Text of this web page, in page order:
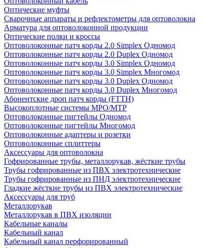
Оптические муфты
Сварочные аппараты и рефлектометры для оптоволокна
Арматура для оптоволоконной продукции
Оптические полки и кроссы
Оптоволоконные патч корды 2.0 Simplex Одномод
Оптоволоконные патч корды 2.0 Duplex Одномод
Оптоволоконные патч корды 3.0 Simplex Одномод
Оптоволоконные патч корды 3.0 Simplex Многомод
Оптоволоконные патч корды 3.0 Duplex Одномод
Оптоволоконные патч корды 3.0 Duplex Многомод
Абонентские дроп патч корды (FTTH)
Высокоплотные системы MPO/MTP
Оптоволоконные пигтейлы Одномод
Оптоволоконные пигтейлы Многомод
Оптоволоконные адаптеры и розетки
Оптоволоконные сплиттеры
Аксессуары для оптоволокна
Гофрированные трубы, металлорукав, жёсткие трубы
Трубы гофрированные из ПВХ электротехнические
Трубы гофрированные из ПНД электротехнические
Гладкие жёсткие трубы из ПВХ электротехнические
Аксессуары для труб
Металлорукав
Металлорукав в ПВХ изоляции
Кабельные каналы
Кабельный канал
Кабельный канал перфорированный